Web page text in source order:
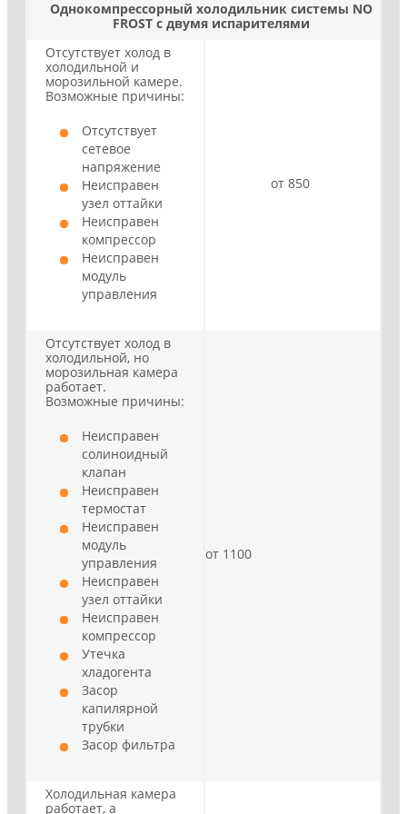
Однокомпрессорный холодильник системы NO
FROST с двумя испарителями
Отсутствует холод в
холодильной и
морозильной камере.
Возможные причины:
Отсутствует
сетевое
напряжение
Неисправен
узел оттайки
Неисправен
компрессор
Неисправен
модуль
управления
от 850
Отсутствует холод в
холодильной, но
морозильная камера
работает.
Возможные причины:
Неисправен
солиноидный
клапан
Неисправен
термостат
Неисправен
модуль
управления
Неисправен
узел оттайки
Неисправен
компрессор
Утечка
хладогента
Засор
капилярной
трубки
Засор фильтра
от 1100
Холодильная камера
работает, а